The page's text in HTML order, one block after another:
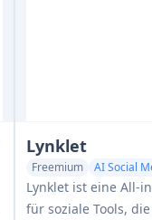
Lynklet
Freemium
AI Social
Multi-purpose Tools
Lynklet ist eine All-
für soziale Tools,